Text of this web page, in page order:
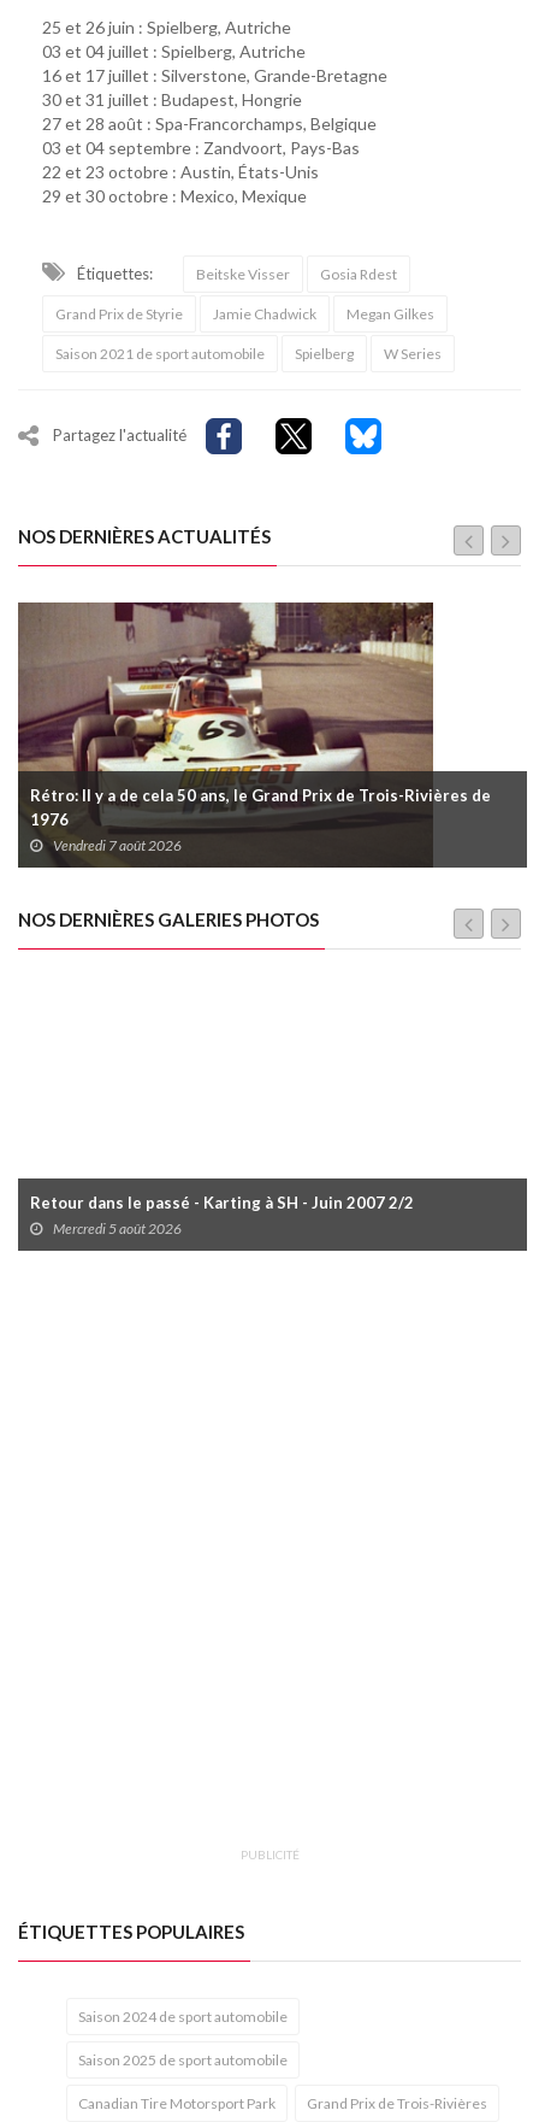
25 et 26 juin : Spielberg, Autriche
03 et 04 juillet : Spielberg, Autriche
16 et 17 juillet : Silverstone, Grande-Bretagne
30 et 31 juillet : Budapest, Hongrie
27 et 28 août : Spa-Francorchamps, Belgique
03 et 04 septembre : Zandvoort, Pays-Bas
22 et 23 octobre : Austin, États-Unis
29 et 30 octobre : Mexico, Mexique
Étiquettes: Beitske Visser Gosia Rdest
Grand Prix de Styrie Jamie Chadwick Megan Gilkes
Saison 2021 de sport automobile Spielberg W Series
Partagez l'actualité
NOS DERNIÈRES ACTUALITÉS
Rétro: Il y a de cela 50 ans, le Grand Prix de Trois-Rivières de
1976
Vendredi 7 août 2026
NOS DERNIÈRES GALERIES PHOTOS
Retour dans le passé - Karting à SH - Juin 2007 2/2
Mercredi 5 août 2026
PUBLICITÉ
ÉTIQUETTES POPULAIRES
Saison 2024 de sport automobile
Saison 2025 de sport automobile
Canadian Tire Motorsport Park Grand Prix de Trois-Rivières